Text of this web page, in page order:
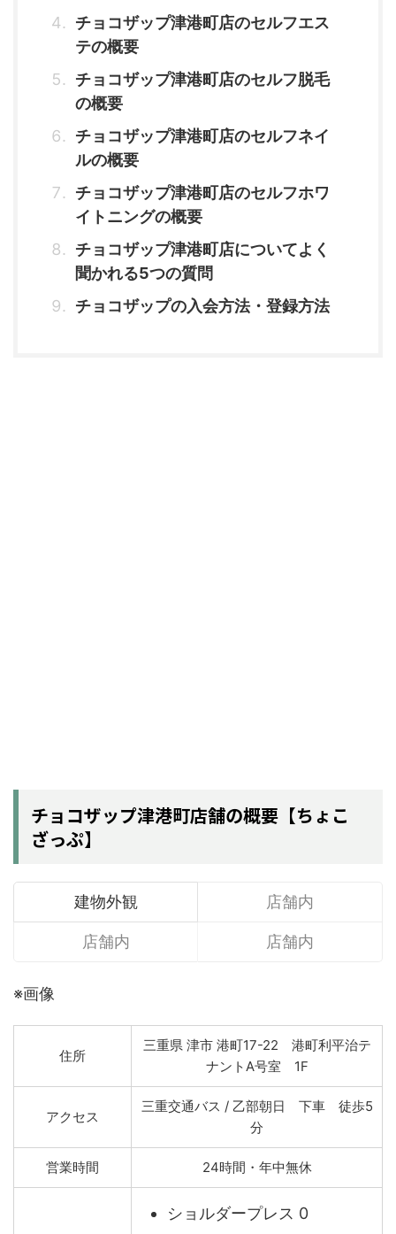
チョコザップ津港町店のセルフエス
テの概要
チョコザップ津港町店のセルフ脱毛
の概要
チョコザップ津港町店のセルフネイ
ルの概要
チョコザップ津港町店のセルフホワ
イトニングの概要
チョコザップ津港町店についてよく
聞かれる5つの質問
チョコザップの入会方法・登録方法
チョコザップ津港町店舗の概要【ちょこ
ざっぷ】
建物外観 店舗内
店舗内 店舗内
※画像
住所
三重県 津市 港町17-22 港町利平治テ
ナントA号室 1F
アクセス
三重交通バス / 乙部朝日 下車 徒歩5
分
営業時間 24時間・年中無休
ショルダープレス 0